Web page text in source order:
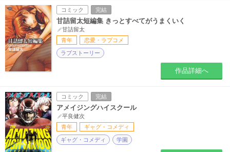
コミック 完結
甘詰留太短編集 きっとすべてがうまくいく
甘詰留太
青年
恋愛・ラブコメ
ラブストーリー
作品詳細へ
コミック 完結
アメイジングハイスクール
平良健次
青年
ギャグ・コメディ
ギャグ・コメディ 学園